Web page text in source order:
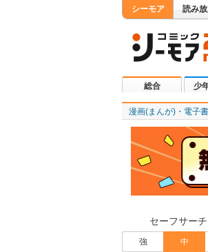
シーモア 読み
総合 少
漫画(まんが)・電子
セーフサーチ
強 中